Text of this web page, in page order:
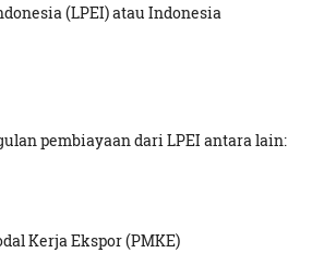
(LPEI) atau Indonesia
pembiayaan dari LPEI antara lain:
Kerja Ekspor (PMKE)